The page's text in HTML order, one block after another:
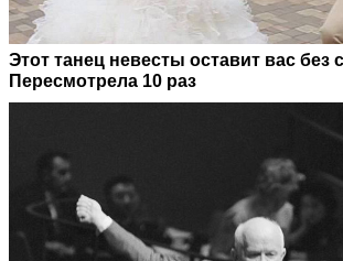
Этот танец невесты оставит вас без
Пересмотрела 10 раз